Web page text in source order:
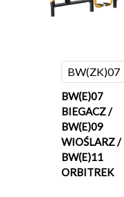
BW(ZK)07
BW(E)07
BIEGACZ /
BW(E)09
WIOŚLARZ /
BW(E)11
ORBITREK